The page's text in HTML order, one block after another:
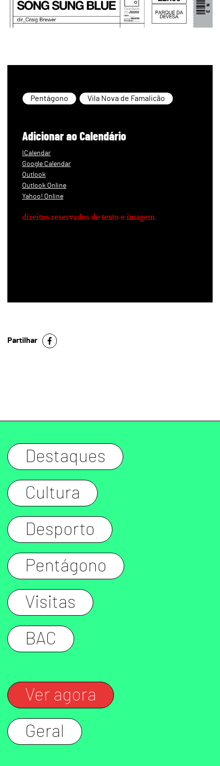
Pentágono Vila Nova de Famalicão
Adicionar ao Calendário
ICalendar
Google Calendar
Outlook
Outlook Online
Yahoo! Online
direitos reservados de texto e imagem
Partilhar
Destaques
Cultura
Desporto
Pentágono
Visitas
BAC
Ver agora
Geral